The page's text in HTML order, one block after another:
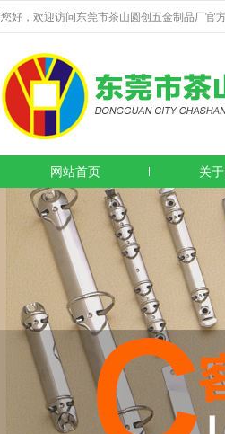
您好，欢迎访问东莞市茶山圆创五金制品厂官
网站首页 关